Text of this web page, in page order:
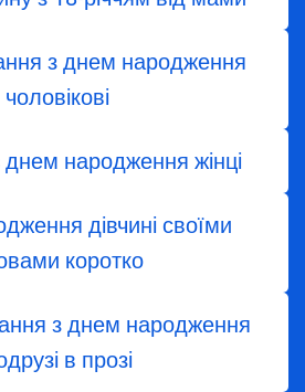
з днем народження
чоловікові
днем народження жінці
дівчині своїми
коротко
з днем народження
в прозі